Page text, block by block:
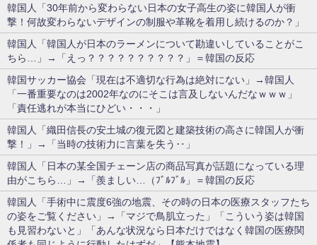
韓国人「30年前から変わらない日本の女子高生の姿に韓国人が衝
撃！何故変わらないデザインの制服や革靴を着用し続けるのか？」
韓国人「韓国人が日本のラーメンについて勘違いしていることがこ
ちら…」→「えっ？？？？？？？？？？」＝韓国の反応
韓国サッカー協会「現在は不適切な行為は絶対にない」→韓国人
「一番重要なのは2002年なのにそこは言及しないんだなｗｗｗ」
「責任逃れが本当にひどい・・・」
韓国人「織田信長の安土城の復元図と建築技術の高さに韓国人が衝
撃！」→「当時の技術力に言葉を失う‥」
韓国人「日本の某全国チェーン店の商品写真が話題になっている理
由がこちら…」→「羨ましい…（ﾌﾞﾙﾌﾞﾙ」＝韓国の反応
韓国人「手術中に震度6強の地震、その時の日本の医療スタッフたち
の姿をご覧ください」→「マジで鳥肌立った」「こういう姿は韓国
も見習わないと」「あんな状況なら日本だけではなく韓国の医療関